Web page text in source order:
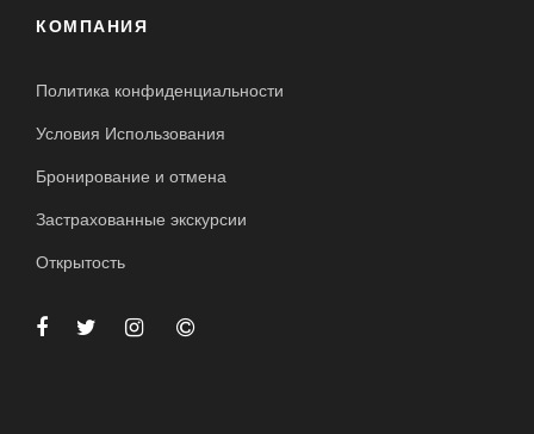
КОМПАНИЯ
Политика конфиденциальности
Условия Использования
Бронирование и отмена
Застрахованные экскурсии
Открытость